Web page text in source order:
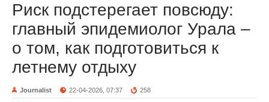
Риск подстерегает повсюду:
главный эпидемиолог Урала –
о том, как подготовиться к
летнему отдыху
Journalist 22-04-2026, 07:37 258